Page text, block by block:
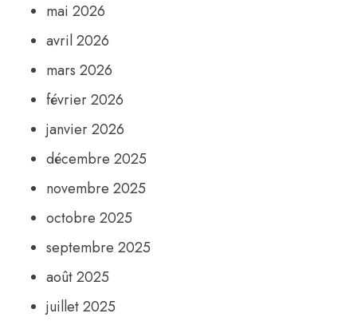
mai 2026
avril 2026
mars 2026
février 2026
janvier 2026
décembre 2025
novembre 2025
octobre 2025
septembre 2025
août 2025
juillet 2025